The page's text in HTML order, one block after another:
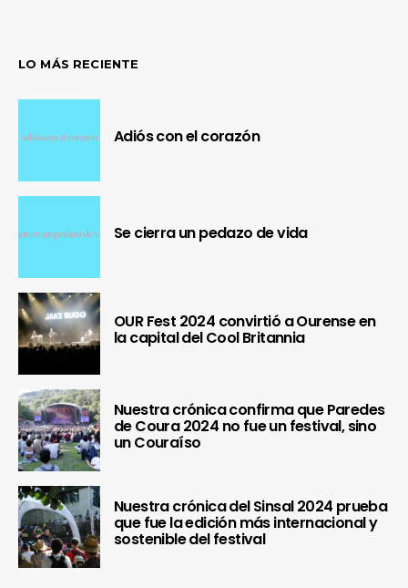
LO MÁS RECIENTE
Adiós con el corazón
Se cierra un pedazo de vida
OUR Fest 2024 convirtió a Ourense en
la capital del Cool Britannia
Nuestra crónica confirma que Paredes
de Coura 2024 no fue un festival, sino
un Couraíso
Nuestra crónica del Sinsal 2024 prueba
que fue la edición más internacional y
sostenible del festival